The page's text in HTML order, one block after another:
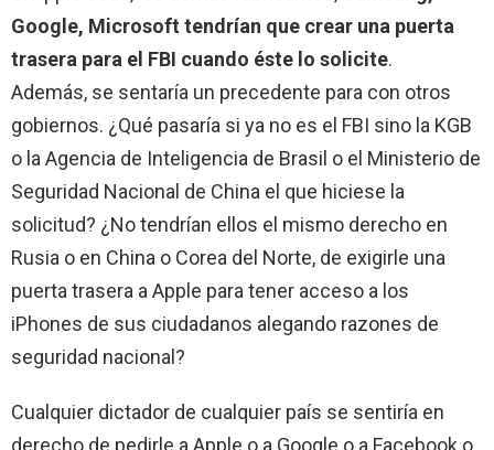
Google, Microsoft tendrían que crear una puerta
trasera para el FBI cuando éste lo solicite.
Además, se sentaría un precedente para con otros
gobiernos. ¿Qué pasaría si ya no es el FBI sino la KGB
o la Agencia de Inteligencia de Brasil o el Ministerio de
Seguridad Nacional de China el que hiciese la
solicitud? ¿No tendrían ellos el mismo derecho en
Rusia o en China o Corea del Norte, de exigirle una
puerta trasera a Apple para tener acceso a los
iPhones de sus ciudadanos alegando razones de
seguridad nacional?
Cualquier dictador de cualquier país se sentiría en
derecho de pedirle a Apple o a Google o a Facebook o